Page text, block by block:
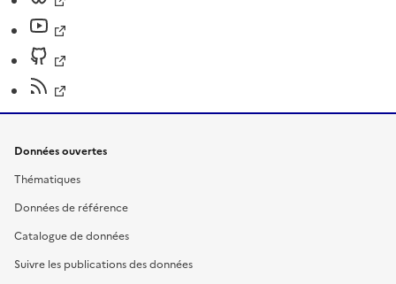
Données ouvertes
Thématiques
Données de référence
Catalogue de données
Suivre les publications des données